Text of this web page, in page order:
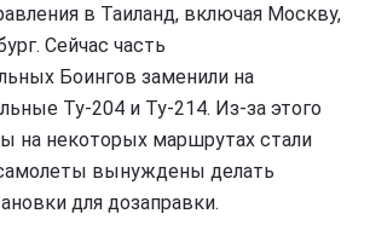
в Таиланд, включая Москву,
Сейчас часть
Боингов заменили на
Ту-204 и Ту-214. Из-за этого
на некоторых маршрутах стали
вынуждены делать
для дозаправки.